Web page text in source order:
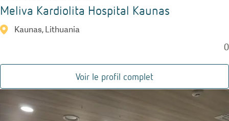
Meliva Kardiolita Hospital Kaunas
Kaunas, Lithuania
0
Voir le profil complet